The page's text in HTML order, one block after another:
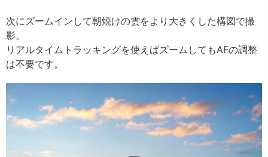
次にズームインして朝焼けの雲をより大きくした構図で撮
影。
リアルタイムトラッキングを使えばズームしてもAFの調整
は不要です。